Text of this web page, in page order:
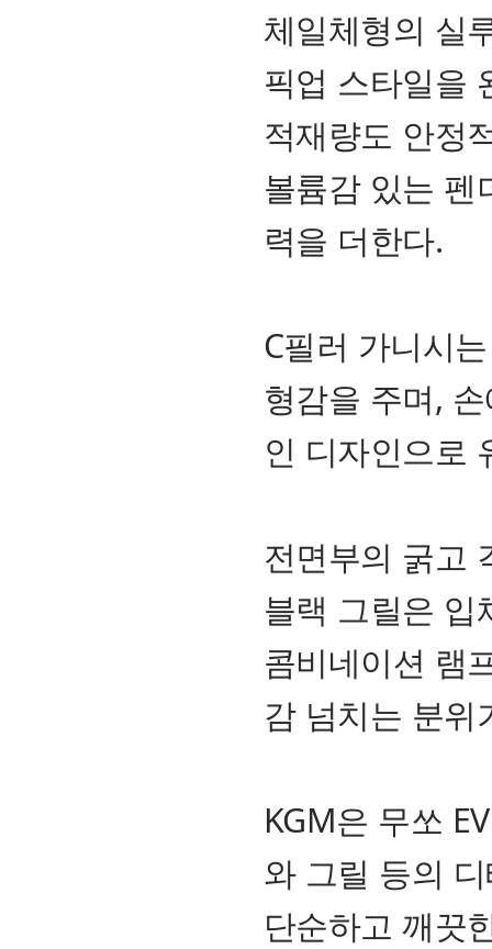
체일체형의 실
픽업 스타일을
적재량도 안정
볼륨감 있는 펜
력을 더한다.
C필러 가니시
형감을 주며,
인 디자인으로
전면부의 굵고
블랙 그릴은 입
콤비네이션 램
감 넘치는 분위
KGM은 무쏘
와 그릴 등의
단순하고 깨끗